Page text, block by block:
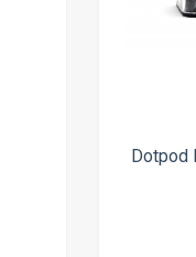
Dotpod